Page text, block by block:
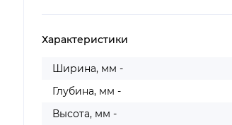
Характеристики
Ширина, мм -
Глубина, мм -
Высота, мм -